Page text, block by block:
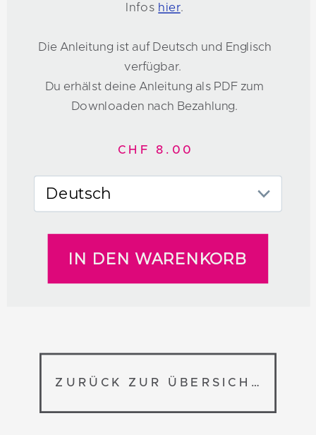
Infos hier.
Die Anleitung ist auf Deutsch und Englisch
verfügbar.
Du erhälst deine Anleitung als PDF zum
Downloaden nach Bezahlung.
CHF 8.00
ZURÜCK ZUR ÜBERSICHT